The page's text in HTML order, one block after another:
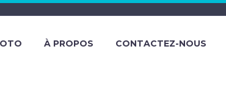
À PROPOS CONTACTEZ-NOUS